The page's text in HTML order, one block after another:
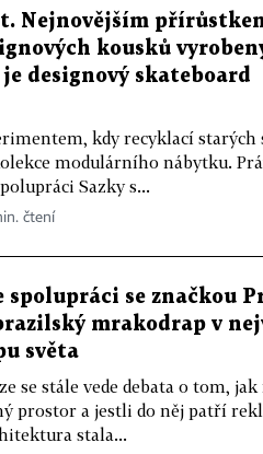
Nejnovějším
kousků
je designový skateboard
kdy recyklací starých
modulárního nábytku.
Sazky s...
čtení
spolupráci se značkou
mrakodrap v
světa
se stále vede debata o tom, jak
prostor a jestli do něj patří
stala...